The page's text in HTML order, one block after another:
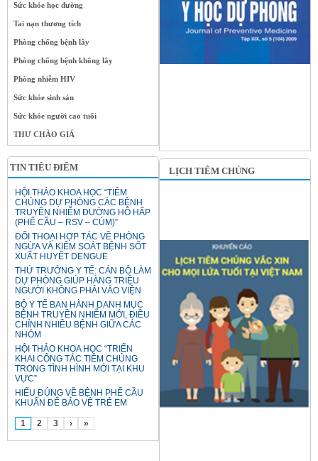
Sức khỏe học đường
Tai nạn thương tích
Phòng chống bệnh lây
Phòng chống bệnh không lây
Phòng nhiễm HIV
Sức khỏe sinh sản
Sức khỏe người cao tuổi
THƯ CHÀO GIÁ
TIN TIÊU ĐIỂM
HỘI THẢO KHOA HỌC “TIÊM
CHỦNG DỰ PHÒNG CÁC BỆNH
TRUYỀN NHIỄM ĐƯỜNG HÔ HẤP
(PHẾ CẦU – RSV – CÚM)”
ĐỐI THOẠI HỢP TÁC VỀ PHÒNG
NGỪA VÀ KIỂM SOÁT BỆNH SỐT
XUẤT HUYẾT DENGUE
THỨ TRƯỞNG Y TẾ: CÁN BỘ LÀM
DỰ PHÒNG GIÚP HÀNG TRIỆU
NGƯỜI KHÔNG PHẢI VÀO VIỆN
BỘ Y TẾ BAN HÀNH DANH MỤC
BỆNH TRUYỀN NHIỄM MỚI, ĐIỀU
CHỈNH NHIỀU BỆNH GIỮA CÁC
NHÓM
HỘI THẢO KHOA HỌC “TRIỂN
KHAI CÔNG TÁC TIÊM CHỦNG
TRONG TÌNH HÌNH MỚI TẠI KHU
VỰC”
HIỂU ĐÚNG VỀ BỆNH PHẾ CẦU
KHUẨN ĐỂ BẢO VỆ TRẺ EM
1 2 3 › »
LỊCH TIÊM CHỦNG